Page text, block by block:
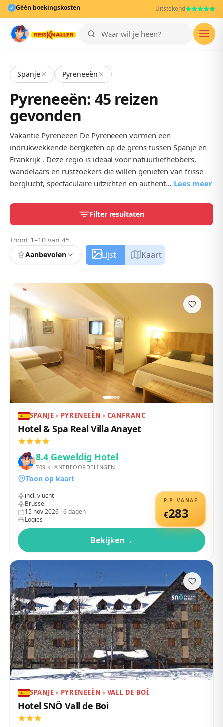
✓ Géén boekingskosten Uitstekend
Spanje Pyreneeën
Pyreneeën: 45 reizen
gevonden
Vakantie Pyreneeën De Pyreneeën vormen een
indrukwekkende bergketen op de grens tussen Spanje en
Frankrijk . Deze regio is ideaal voor natuurliefhebbers,
wandelaars en rustzoekers die willen genieten van frisse
berglucht, spectaculaire uitzichten en authent… Lees meer
Filter resultaten
Toont 1–10 van 45
Aanbevolen
Lijst Kaart
SPANJE › PYRENEEËN › CANFRANC
Hotel & Spa Real Villa Anayet
8.4 Geweldig Hotel
709 KLANTBEOORDELINGEN
Toon op kaart
P.P. VANAF
€283
incl. vlucht
Brussel
15 nov 2026 ·6dagen
Logies
Bekijken→
SPANJE › PYRENEEËN › VALL DE BOÍ
Hotel SNÖ Vall de Boi